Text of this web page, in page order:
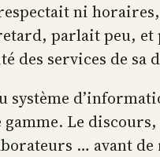
ni
parlait peu,
des services de
système
Le
… avant